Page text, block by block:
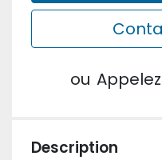
ou Appelez
Description